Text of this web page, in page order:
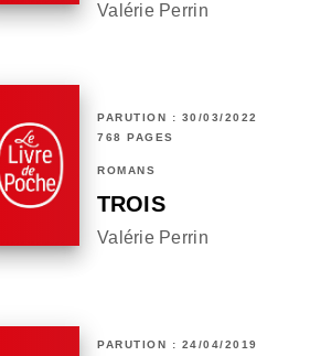
Valérie Perrin
PARUTION : 30/03/2022
768 PAGES
ROMANS
TROIS
Valérie Perrin
PARUTION : 24/04/2019